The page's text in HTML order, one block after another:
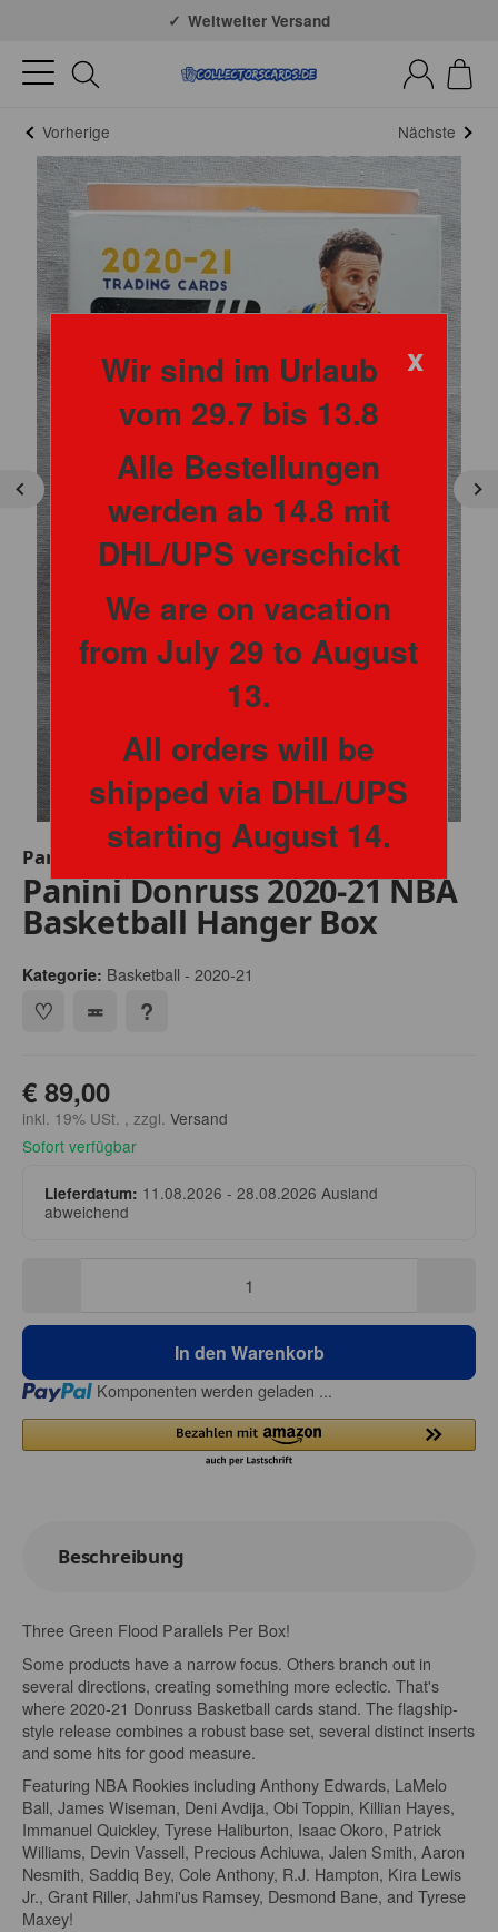
Weltweiter Versand
Vorherige Nächste
Panini
Panini Donruss 2020-21 NBA
Basketball Hanger Box
Kategorie: Basketball - 2020-21
€ 89,00
inkl. 19% USt. , zzgl. Versand
Sofort verfügbar
Lieferdatum: 11.08.2026 - 28.08.2026Ausland
abweichend
In den Warenkorb
Loading... Komponenten werden geladen ...
Beschreibung
Three Green Flood Parallels Per Box!
Some products have a narrow focus. Others branch out in
several directions, creating something more eclectic. That's
where 2020-21 Donruss Basketball cards stand. The flagship-
style release combines a robust base set, several distinct inserts
and some hits for good measure.
Featuring NBA Rookies including Anthony Edwards, LaMelo
Ball, James Wiseman, Deni Avdija, Obi Toppin, Killian Hayes,
Immanuel Quickley, Tyrese Haliburton, Isaac Okoro, Patrick
Williams, Devin Vassell, Precious Achiuwa, Jalen Smith, Aaron
Nesmith, Saddiq Bey, Cole Anthony, R.J. Hampton, Kira Lewis
Jr., Grant Riller, Jahmi'us Ramsey, Desmond Bane, and Tyrese
Maxey!
x
Wir sind im Urlaub
vom 29.7 bis 13.8
Alle Bestellungen
werden ab 14.8 mit
DHL/UPS verschickt
We are on vacation
from July 29 to August
13.
All orders will be
shipped via DHL/UPS
starting August 14.